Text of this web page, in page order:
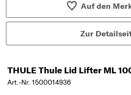
Auf den
Zur
THULE Thule Lid Lifter ML
Art.-Nr. 1500014936